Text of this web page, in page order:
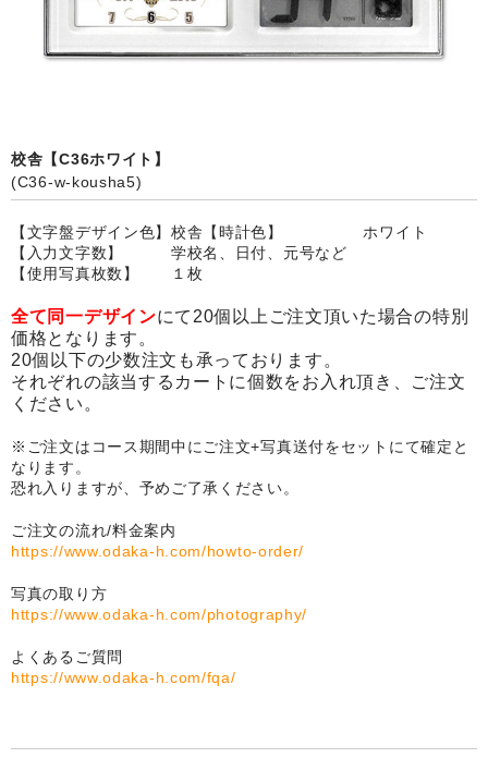
メロディ時計(集合)
音声時計(集合)
お絵かきギャラリープラス(絵＋個別)
メロディ時計(個別)
知育時計
お絵かきギャラリー
自作オリジナル時計
園や先生への贈り物
音声入りフォトフレームクロック(校歌)
スポーツウォッチ
目覚まし時計(集合)
校舎【C36ホワイト】
(C36-w-kousha5)
【文字盤デザイン色】校舎【時計色】 ホワイト
【入力文字数】 学校名、日付、元号など
【使用写真枚数】 １枚
全て同一デザインにて20個以上ご注文頂いた場合の特別
価格となります。
20個以下の少数注文も承っております。
それぞれの該当するカートに個数をお入れ頂き、ご注文
ください。
※ご注文はコース期間中にご注文+写真送付をセットにて確定と
なります。
恐れ入りますが、予めご了承ください。
ご注文の流れ/料金案内
https://www.odaka-h.com/howto-order/
写真の取り方
https://www.odaka-h.com/photography/
よくあるご質問
https://www.odaka-h.com/fqa/